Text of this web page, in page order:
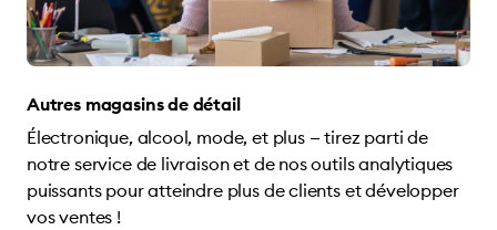
Autres magasins de détail
Électronique, alcool, mode, et plus — tirez parti de
notre service de livraison et de nos outils analytiques
puissants pour atteindre plus de clients et développer
vos ventes !